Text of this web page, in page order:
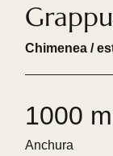
Chimenea /
1000
Anchura